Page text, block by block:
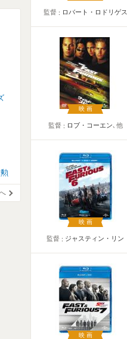
監督 ロバート・ロドリゲス
映画
監督 ロブ・コーエン､他
映画
監督 ジャスティン・リン
映画